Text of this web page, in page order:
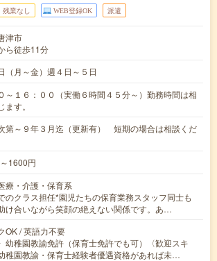
残業なし WEB登録OK 派遣
津市
ら徒歩11分
（月～金）週４日～５日
～１６：００（実働６時間４５分～）勤務時間は相
す。
第～９年３月迄（更新有） 短期の場合は相談くだ
1600円
療・介護・保育系
のクラス担任*園児たちの保育業務スタッフ同士も
け合いながら笑顔の絶えない関係です。あ…
OK / 英語力不要
幼稚園教諭免許（保育士免許でも可）〈歓迎スキ
稚園教諭・保育士経験者優遇資格があれば未…